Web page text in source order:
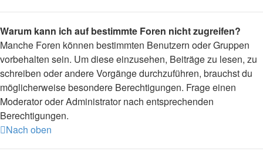
Warum kann ich auf bestimmte Foren nicht zugreifen?
Manche Foren können bestimmten Benutzern oder Gruppen
vorbehalten sein. Um diese einzusehen, Beiträge zu lesen, zu
schreiben oder andere Vorgänge durchzuführen, brauchst du
möglicherweise besondere Berechtigungen. Frage einen
Moderator oder Administrator nach entsprechenden
Berechtigungen.
Nach oben